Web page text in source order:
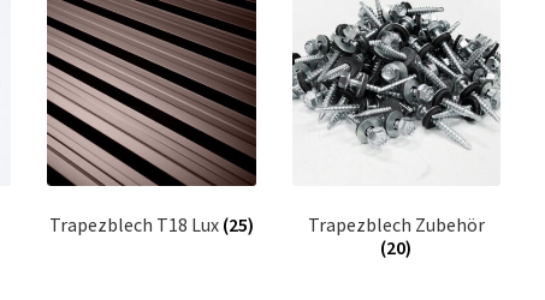
Trapezblech T18 Lux (25)
Trapezblech Zubehör
(20)